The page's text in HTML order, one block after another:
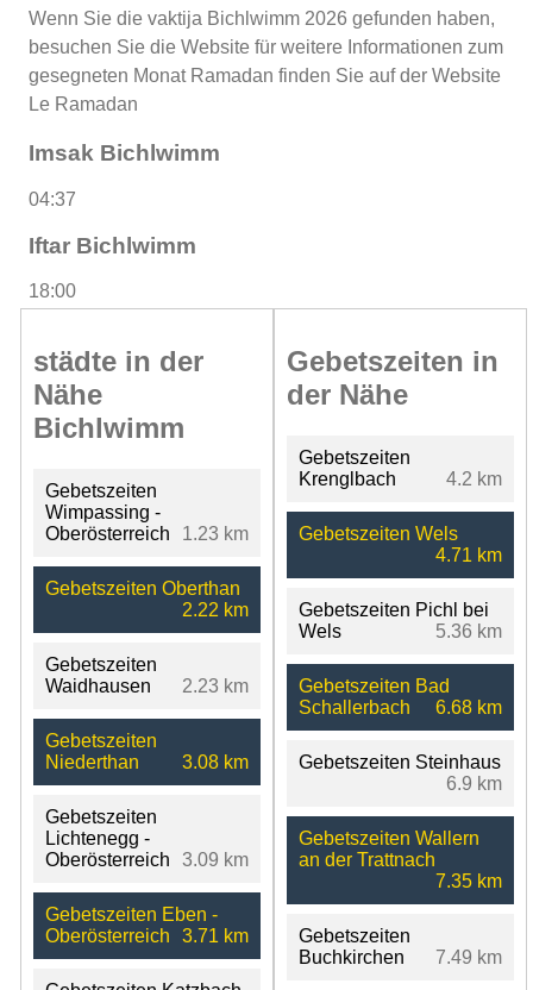
Wenn Sie die vaktija Bichlwimm 2026 gefunden haben,
besuchen Sie die Website für weitere Informationen zum
gesegneten Monat Ramadan finden Sie auf der Website
Le Ramadan
Imsak Bichlwimm
04:37
Iftar Bichlwimm
18:00
städte in der
Nähe
Bichlwimm
Gebetszeiten
Wimpassing -
Oberösterreich
1.23 km
Gebetszeiten Oberthan
2.22 km
Gebetszeiten
Waidhausen
2.23 km
Gebetszeiten
Niederthan
3.08 km
Gebetszeiten
Lichtenegg -
Oberösterreich
3.09 km
Gebetszeiten Eben -
Oberösterreich
3.71 km
Gebetszeiten in
der Nähe
Gebetszeiten
Krenglbach
4.2 km
Gebetszeiten Wels
4.71 km
Gebetszeiten Pichl bei
Wels
5.36 km
Gebetszeiten Bad
Schallerbach
6.68 km
Gebetszeiten Steinhaus
6.9 km
Gebetszeiten Wallern
an der Trattnach
7.35 km
Gebetszeiten
Buchkirchen
7.49 km